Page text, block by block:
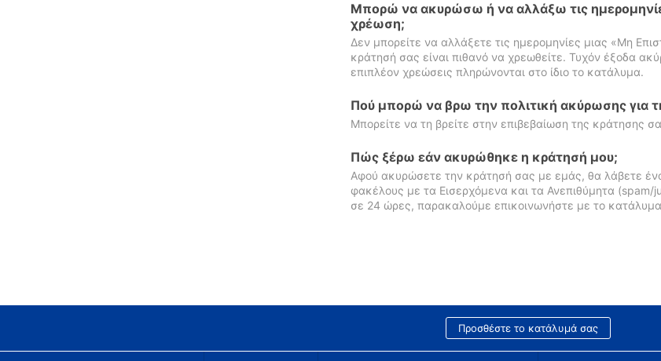
Μπορώ να ακυρώσω ή να αλλάξω τις
χρέωση;
Δεν μπορείτε να αλλάξετε τις ημερομηνίες μιας «Μη
κράτησή σας είναι πιθανό να χρεωθείτε. Τυχόν έξοδα
επιπλέον χρεώσεις πληρώνονται στο ίδιο το κατάλυμα.
Πού μπορώ να βρω την πολιτική ακύρωσης για
Μπορείτε να τη βρείτε στην επιβεβαίωση της κράτησης
Πώς ξέρω εάν ακυρώθηκε η κράτησή μου;
Αφού ακυρώσετε την κράτησή σας με εμάς, θα λάβετε
φακέλους με τα Εισερχόμενα και τα Ανεπιθύμητα
σε 24 ώρες, παρακαλούμε επικοινωνήστε με το
Προσθέστε το κατάλυμά σας